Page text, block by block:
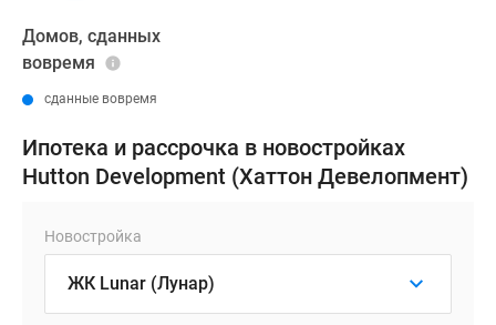
Домов, сданных
вовремя
сданные вовремя
Ипотека и рассрочка в новостройках
Hutton Development (Хаттон Девелопмент)
Новостройка